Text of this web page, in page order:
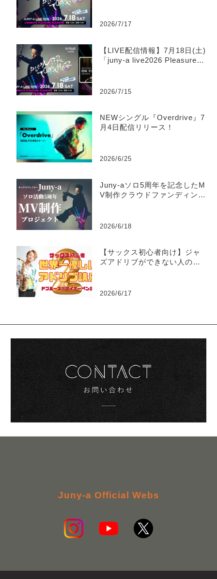
2026/7/17
【LIVE配信情報】7月18日(土)
「juny-a live2026 Pleasure T
2026/7/15
NEWシングル『Overdrive』7
月4日配信リリース！
2026/6/25
Juny-aソロ5周年を記念したM
V制作クラウドファンディング
2026/6/18
【サックス初心者向け】ジャ
ズアドリブができない人のた
2026/6/17
Juny-a Official Webs